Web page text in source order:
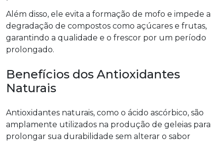
Além disso, ele evita a formação de mofo e impede a
degradação de compostos como açúcares e frutas,
garantindo a qualidade e o frescor por um período
prolongado.
Benefícios dos Antioxidantes
Naturais
Antioxidantes naturais, como o ácido ascórbico, são
amplamente utilizados na produção de geleias para
prolongar sua durabilidade sem alterar o sabor